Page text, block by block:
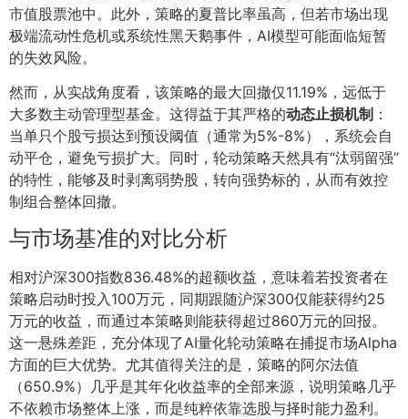
市值股票池中。此外，策略的夏普比率虽高，但若市场出现
极端流动性危机或系统性黑天鹅事件，AI模型可能面临短暂
的失效风险。
然而，从实战角度看，该策略的最大回撤仅11.19%，远低于
大多数主动管理型基金。这得益于其严格的动态止损机制 ：
当单只个股亏损达到预设阈值（通常为5%-8%），系统会自
动平仓，避免亏损扩大。同时，轮动策略天然具有“汰弱留强”
的特性，能够及时剥离弱势股，转向强势标的，从而有效控
制组合整体回撤。
与市场基准的对比分析
相对沪深300指数836.48%的超额收益，意味着若投资者在
策略启动时投入100万元，同期跟随沪深300仅能获得约25
万元的收益，而通过本策略则能获得超过860万元的回报。
这一悬殊差距，充分体现了AI量化轮动策略在捕捉市场Alpha
方面的巨大优势。尤其值得关注的是，策略的阿尔法值
（650.9%）几乎是其年化收益率的全部来源，说明策略几乎
不依赖市场整体上涨，而是纯粹依靠选股与择时能力盈利。